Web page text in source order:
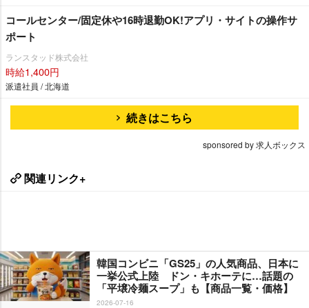
コールセンター/固定休や16時退勤OK!アプリ・サイトの操作サ
ポート
ランスタッド株式会社
時給1,400円
派遣社員 / 北海道
続きはこちら
sponsored by 求人ボックス
関連リンク+
韓国コンビニ「GS25」の人気商品、日本に
一挙公式上陸 ドン・キホーテに…話題の
「平壌冷麺スープ」も【商品一覧・価格】
2026-07-16